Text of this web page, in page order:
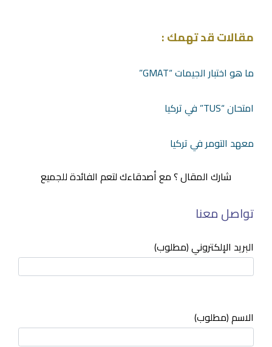
مقالات قد تهمك :
ما هو اختبار الجيمات “GMAT”
امتحان “TUS” في تركيا
معهد التومر في تركيا
شارك المقال ؟ مع أصدقاءك لتعم الفائدة للجميع
تواصل معنا
البريد الإلكتروني (مطلوب)
الاسم (مطلوب)